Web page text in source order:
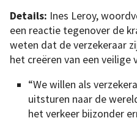
Details: Ines Leroy,
een reactie tegenover de
weten dat de verzekeraar
het creëren van een veilige
“We willen als
uitsturen naar de
het verkeer bijzonder